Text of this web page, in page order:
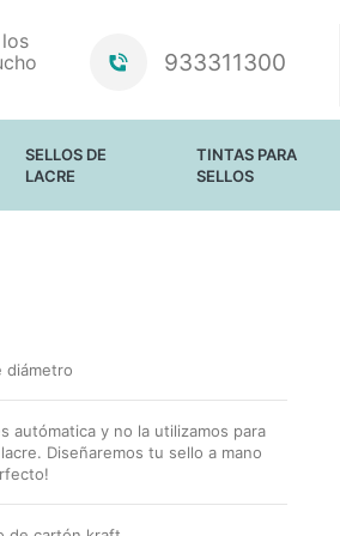
933311300
SELLOS DE
LACRE
TINTAS PARA
SELLOS
SIN TINTA
RECAMBIO DE
TINTA PARA
diámetro
autómatica y no la utilizamos para
Diseñaremos tu sello a mano